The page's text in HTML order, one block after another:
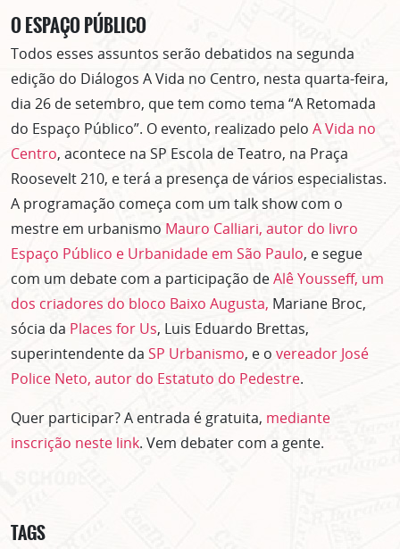
O ESPAÇO PÚBLICO
Todos esses assuntos serão debatidos na segunda
edição do Diálogos A Vida no Centro, nesta quarta-feira,
dia 26 de setembro, que tem como tema “A Retomada
do Espaço Público”. O evento, realizado pelo A Vida no
Centro, acontece na SP Escola de Teatro, na Praça
Roosevelt 210, e terá a presença de vários especialistas.
A programação começa com um talk show com o
mestre em urbanismo Mauro Calliari, autor do livro
Espaço Público e Urbanidade em São Paulo, e segue
com um debate com a participação deAlê Yousseff, um
dos criadores do bloco Baixo Augusta, Mariane Broc,
sócia da Places for Us, Luis Eduardo Brettas,
superintendente da SP Urbanismo, e o vereador José
Police Neto, autor do Estatuto do Pedestre.
Quer participar? A entrada é gratuita, mediante
inscrição neste link. Vem debater com a gente.
TAGS